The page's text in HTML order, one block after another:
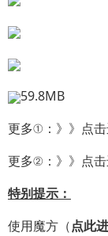
59.8MB
更多①：》》点
更多②：》》点
特别提示：
使用魔方（点此